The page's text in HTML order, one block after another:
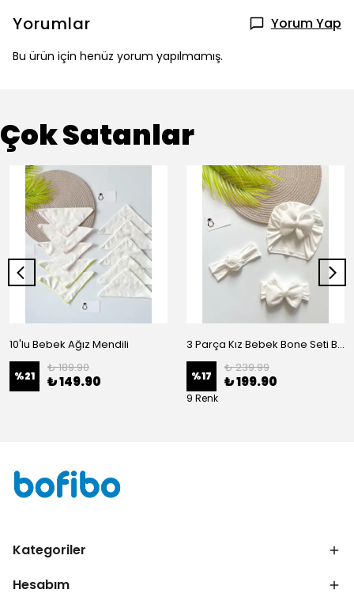
Yorumlar Yorum Yap
Bu ürün için henüz yorum yapılmamış.
Çok Satanlar
10'lu Bebek Ağız Mendili
%21
₺ 189.90
₺ 149.90
3 Parça Kız Bebek Bone Seti BN02 - Beyaz
%17
₺ 239.99
₺ 199.90
9 Renk
Kategoriler
Hesabım